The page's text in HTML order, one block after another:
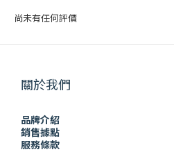
尚未有任何評價
關於我們
品牌介紹
銷售據點
服務條款